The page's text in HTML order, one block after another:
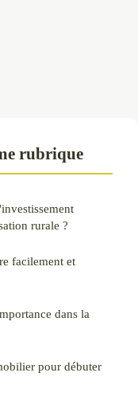
rubrique
rurale ?
facilement et
dans la
pour débuter